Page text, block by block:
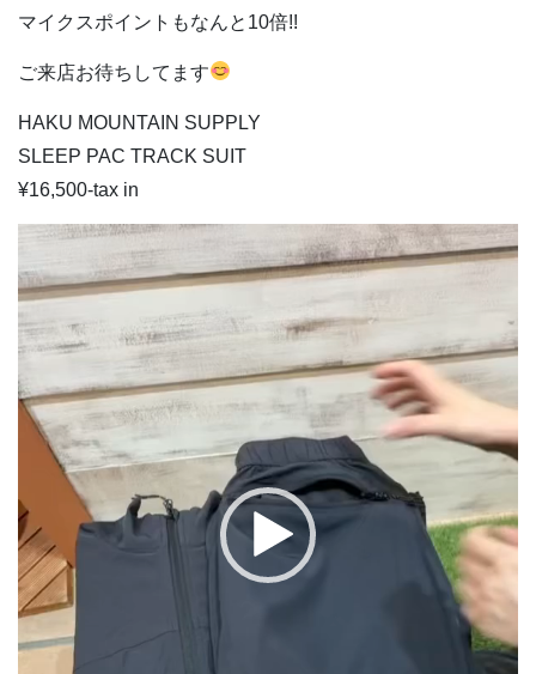
マイクスポイントもなんと10倍!!
ご来店お待ちしてます
HAKU MOUNTAIN SUPPLY
SLEEP PAC TRACK SUIT
¥16,500-tax in
画
プ
レ
ヤ